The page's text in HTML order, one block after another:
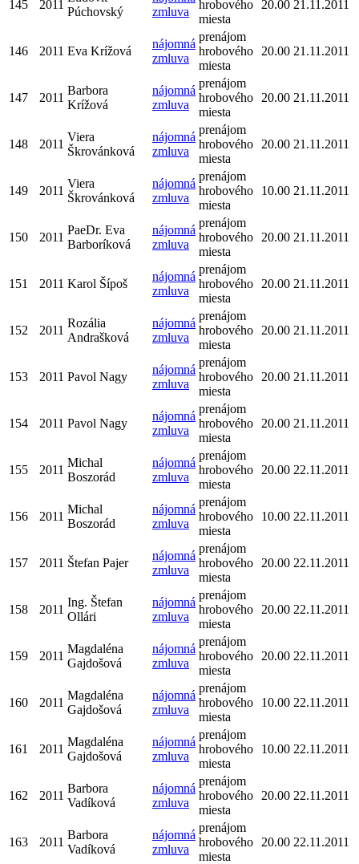
145 2011
Púchovský
zmluva
hrobového
miesta
20.00 21.11.2011
146 2011 Eva Krížová
nájomná
zmluva
prenájom
hrobového
miesta
20.00 21.11.2011
147 2011
Barbora
Krížová
nájomná
zmluva
prenájom
hrobového
miesta
20.00 21.11.2011
148 2011
Viera
Škrovánková
nájomná
zmluva
prenájom
hrobového
miesta
20.00 21.11.2011
149 2011
Viera
Škrovánková
nájomná
zmluva
prenájom
hrobového
miesta
10.00 21.11.2011
150 2011
PaeDr. Eva
Barboríková
nájomná
zmluva
prenájom
hrobového
miesta
20.00 21.11.2011
151 2011 Karol Šípoš
nájomná
zmluva
prenájom
hrobového
miesta
20.00 21.11.2011
152 2011
Rozália
Andrašková
nájomná
zmluva
prenájom
hrobového
miesta
20.00 21.11.2011
153 2011 Pavol Nagy
nájomná
zmluva
prenájom
hrobového
miesta
20.00 21.11.2011
154 2011 Pavol Nagy
nájomná
zmluva
prenájom
hrobového
miesta
20.00 21.11.2011
155 2011
Michal
Boszorád
nájomná
zmluva
prenájom
hrobového
miesta
20.00 22.11.2011
156 2011
Michal
Boszorád
nájomná
zmluva
prenájom
hrobového
miesta
10.00 22.11.2011
157 2011 Štefan Pajer
nájomná
zmluva
prenájom
hrobového
miesta
20.00 22.11.2011
158 2011
Ing. Štefan
Ollári
nájomná
zmluva
prenájom
hrobového
miesta
20.00 22.11.2011
159 2011
Magdaléna
Gajdošová
nájomná
zmluva
prenájom
hrobového
miesta
20.00 22.11.2011
160 2011
Magdaléna
Gajdošová
nájomná
zmluva
prenájom
hrobového
miesta
10.00 22.11.2011
161 2011
Magdaléna
Gajdošová
nájomná
zmluva
prenájom
hrobového
miesta
10.00 22.11.2011
162 2011
Barbora
Vadíková
nájomná
zmluva
prenájom
hrobového
miesta
20.00 22.11.2011
163 2011
Barbora
Vadíková
nájomná
zmluva
prenájom
hrobového
miesta
20.00 22.11.2011